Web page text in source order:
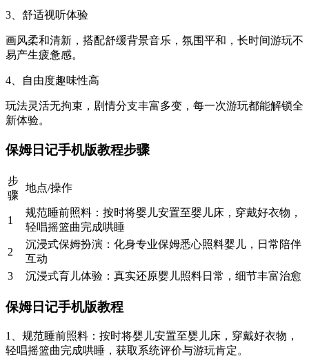
3、舒适视听体验
画风柔和清新，搭配舒缓背景音乐，氛围平和，长时间游玩不
易产生疲惫感。
4、自由度趣味性高
玩法灵活无拘束，剧情分支丰富多变，每一次游玩都能解锁全
新体验。
保姆日记手机版教程步骤
步
骤
地点/操作
1
规范睡前照料：按时将婴儿安置至婴儿床，穿戴好衣物，
轻唱摇篮曲完成哄睡
2
沉浸式保姆扮演：化身专业保姆悉心照料婴儿，日常陪伴
互动
3
沉浸式育儿体验：真实还原婴儿照料日常，细节丰富治愈
保姆日记手机版教程
1、规范睡前照料：按时将婴儿安置至婴儿床，穿戴好衣物，
轻唱摇篮曲完成哄睡，获取系统评价与游玩肯定。